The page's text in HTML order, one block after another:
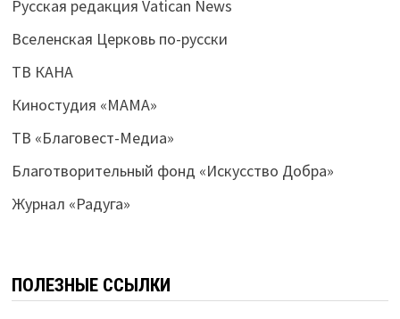
Русская редакция Vatican News
Вселенская Церковь по-русски
ТВ КАНА
Киностудия «МАМА»
ТВ «Благовест-Медиа»
Благотворительный фонд «Искусство Добра»
Журнал «Радуга»
ПОЛЕЗНЫЕ ССЫЛКИ